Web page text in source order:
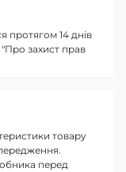
протягом 14 днів
"Про захист прав
товару
перед